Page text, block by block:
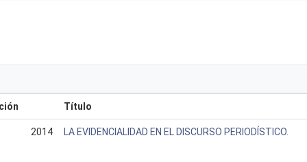
Título
2014 LA EVIDENCIALIDAD EN EL DISCURSO PERIODÍSTICO.